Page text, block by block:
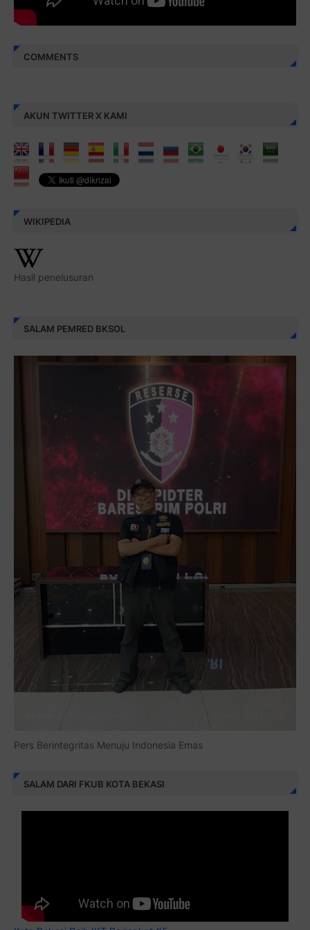
COMMENTS
AKUN TWITTER X KAMI
WIKIPEDIA
Hasil penelusuran
SALAM PEMRED BKSOL
Pers Berintegritas Menuju Indonesia Emas
SALAM DARI FKUB KOTA BEKASI